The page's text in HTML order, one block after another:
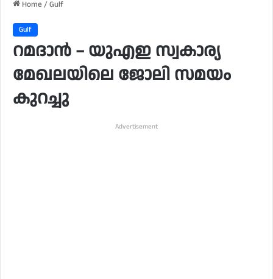
Home /Gulf
Gulf
റമദാൻ – യുഎഇ സ്വകാര്യ
മേഖലയിലെ ജോലി സമയം
കുറച്ചു
Advertisement